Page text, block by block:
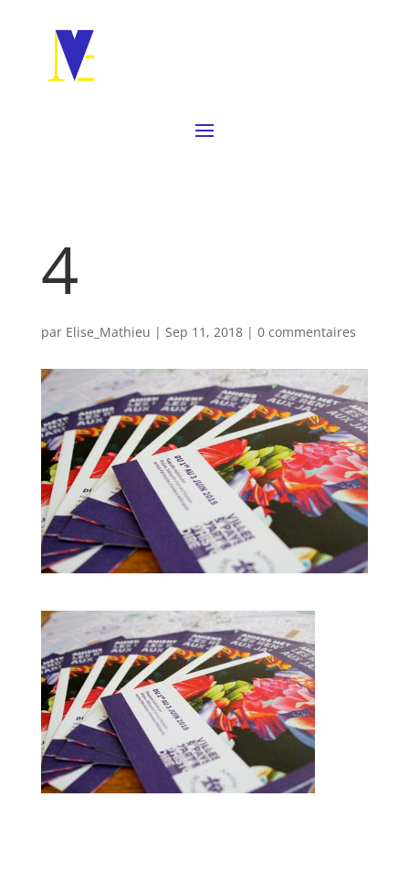
4
par Elise_Mathieu | Sep 11, 2018| 0 commentaires